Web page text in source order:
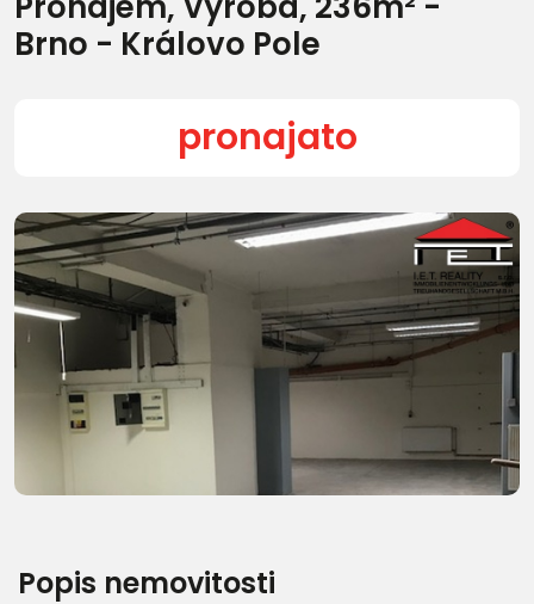
Brno - Královo Pole
pronajato
Další fotografie (11)
Popis nemovitosti